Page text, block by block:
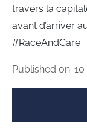
travers la
avant d’arriver
#RaceAndCare
Published on: